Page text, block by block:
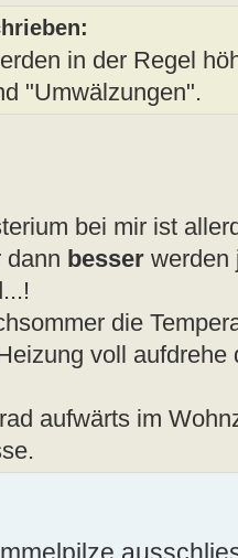
in der Regel
"Umwälzungen".
bei mir ist
dann besser
die
voll
aufwärts im